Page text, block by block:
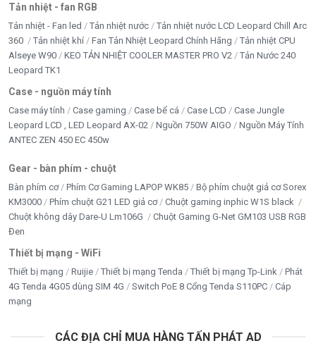
chọn phù hợp cho người dùng muốn xây dựng một cấu
hình mạnh mẽ nhưng vẫn đảm bảo độ ổn định và an
toàn lâu dài.
Tản nhiệt - fan RGB
Tản nhiệt - Fan led Tản nhiệt nước
Tản nhiệt nước LCD Leopard Chill Arc
360
Tản nhiệt khí Fan Tản Nhiệt Leopard Chính Hãng
Tản nhiệt CPU
Alseye W90
KEO TẢN NHIỆT COOLER MASTER PRO V2
Tản Nước 240
Leopard TK1
Case - nguồn máy tính
Case máy tính Case gaming Case bể cá Case LCD
Case Jungle
Leopard LCD , LED Leopard AX-02
Nguồn 750W AIGO
Nguồn Máy Tính
ANTEC ZEN 450 EC 450w
Gear - bàn phím - chuột
Bàn phím cơ Phím Cơ Gaming LAPOP WK85
Bộ phím chuột giả cơ Sorex
KM3000
Phím chuột G21 LED giả cơ
Chuột gaming inphic W1S black
Chuột không dây Dare-U Lm106G
Chuột Gaming G-Net GM103 USB RGB
Đen
Thiết bị mạng - WiFi
Thiết bị mạng Ruijie Thiết bị mạng Tenda Thiết bị mạng Tp-Link
Phát
4G Tenda 4G05 dùng SIM 4G
Switch PoE 8 Cổng Tenda S110PC
Cáp
mạng
CÁC ĐỊA CHỈ MUA HÀNG TẤN PHÁT AD